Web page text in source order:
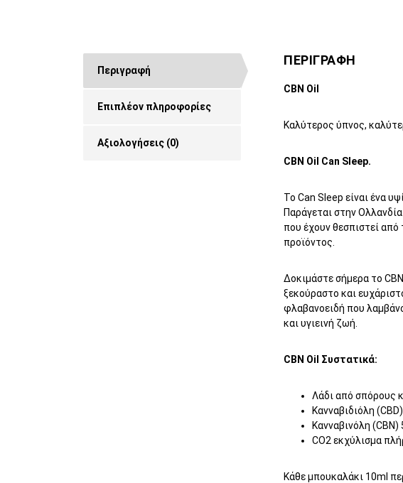
Περιγραφή
Επιπλέον πληροφορίες
Αξιολογήσεις (0)
ΠΕΡΙΓΡΑΦΗ
CBN Oil
Καλύτερος ύπνος,
CBN Oil Can Sleep.
Το Can Sleep είναι ένα
Παράγεται στην
που έχουν θεσπιστεί
προϊόντος.
Δοκιμάστε σήμερα το
ξεκούραστο και
φλαβανοειδή που
και υγιεινή ζωή.
CBN Oil Συστατικά:
Λάδι από σπόρους
Κανναβιδιόλη
Κανναβινόλη (CBN)
CO2 εκχύλισμα
Κάθε μπουκαλάκι 10ml